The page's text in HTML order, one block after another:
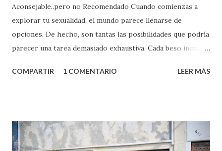
Aconsejable..pero no Recomendado Cuando comienzas a
explorar tu sexualidad, el mundo parece llenarse de
opciones. De hecho, son tantas las posibilidades que podría
parecer una tarea demasiado exhaustiva. Cada beso incita
partes de ti que jamás hubieras imaginado. El problema es
conoces ni la mitad de lo que deberías saber. Pero incluso
quienes ya han tenido relaciones sexuales no son expertos
COMPARTIR 1 COMENTARIO LEER MÁS